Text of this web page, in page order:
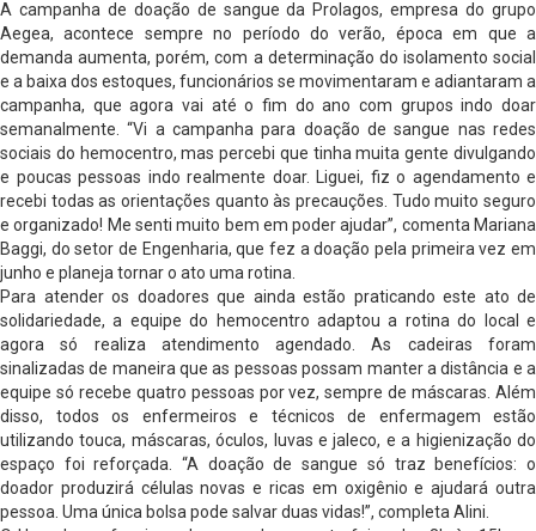
A campanha de doação de sangue da Prolagos, empresa do grupo
Aegea, acontece sempre no período do verão, época em que a
demanda aumenta, porém, com a determinação do isolamento social
e a baixa dos estoques, funcionários se movimentaram e adiantaram a
campanha, que agora vai até o fim do ano com grupos indo doar
semanalmente. “Vi a campanha para doação de sangue nas redes
sociais do hemocentro, mas percebi que tinha muita gente divulgando
e poucas pessoas indo realmente doar. Liguei, fiz o agendamento e
recebi todas as orientações quanto às precauções. Tudo muito seguro
e organizado! Me senti muito bem em poder ajudar”, comenta Mariana
Baggi, do setor de Engenharia, que fez a doação pela primeira vez em
junho e planeja tornar o ato uma rotina.
Para atender os doadores que ainda estão praticando este ato de
solidariedade, a equipe do hemocentro adaptou a rotina do local e
agora só realiza atendimento agendado. As cadeiras foram
sinalizadas de maneira que as pessoas possam manter a distância e a
equipe só recebe quatro pessoas por vez, sempre de máscaras. Além
disso, todos os enfermeiros e técnicos de enfermagem estão
utilizando touca, máscaras, óculos, luvas e jaleco, e a higienização do
espaço foi reforçada. “A doação de sangue só traz benefícios: o
doador produzirá células novas e ricas em oxigênio e ajudará outra
pessoa. Uma única bolsa pode salvar duas vidas!”, completa Alini.